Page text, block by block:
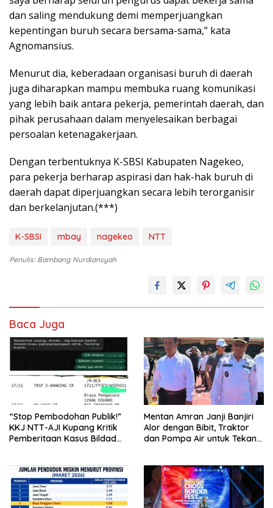
dan saling mendukung demi memperjuangkan
kepentingan buruh secara bersama-sama,” kata
Agnomansius.
Menurut dia, keberadaan organisasi buruh di daerah
juga diharapkan mampu membuka ruang komunikasi
yang lebih baik antara pekerja, pemerintah daerah, dan
pihak perusahaan dalam menyelesaikan berbagai
persoalan ketenagakerjaan.
Dengan terbentuknya K-SBSI Kabupaten Nagekeo,
para pekerja berharap aspirasi dan hak-hak buruh di
daerah dapat diperjuangkan secara lebih terorganisir
dan berkelanjutan.(***)
K-SBSI mbay nagekeo NTT
Penulis: Bambang Nurdiansyah
Baca Juga
“Stop Pembodohan Publik!”
KKJ NTT-AJI Kupang Kritik
Pemberitaan Kasus Bildad
Mentan Amran Janji Banjiri
Alor dengan Bibit, Traktor
dan Pompa Air untuk Tekan